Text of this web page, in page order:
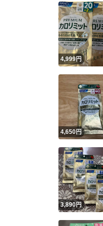
4,999円
4,650円
3,890円